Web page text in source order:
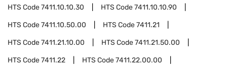
HTS Code7411.10.10.30 HTS Code7411.10.10.90
HTS Code7411.10.50.00 HTS Code7411.21
HTS Code7411.21.10.00 HTS Code7411.21.50.00
HTS Code7411.22 HTS Code7411.22.00.00